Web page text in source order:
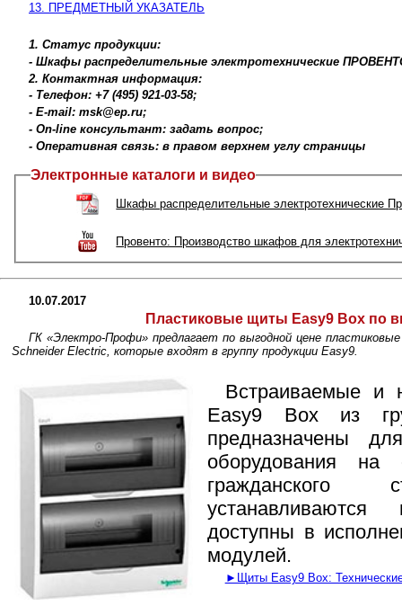
13. ПРЕДМЕТНЫЙ УКАЗАТЕЛЬ
1. Статус продукции:
- Шкафы распределительные электротехнические
2. Контактная информация:
- Телефон: +7 (495) 921-03-58;
- E-mail: msk@ep.ru;
- On-line консультант: задать вопрос;
- Оперативная связь: в правом верхнем углу страницы
Электронные каталоги и видео
Шкафы распределительные электротехнические
Провенто: Производство шкафов для
10.07.2017
Пластиковые щиты Easy9 Box по
ГК «Электро-Профи» предлагает по выгодной цене
Schneider Electric, которые входят в группу продукции Easy9.
Встраиваемые и
Easy9 Box из
предназначены
оборудования на
гражданского
доступны в
модулей.
►Щиты Easy9 Box: